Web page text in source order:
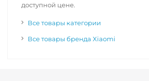
доступной цене.
Все товары категории
Все товары бренда Xiaomi